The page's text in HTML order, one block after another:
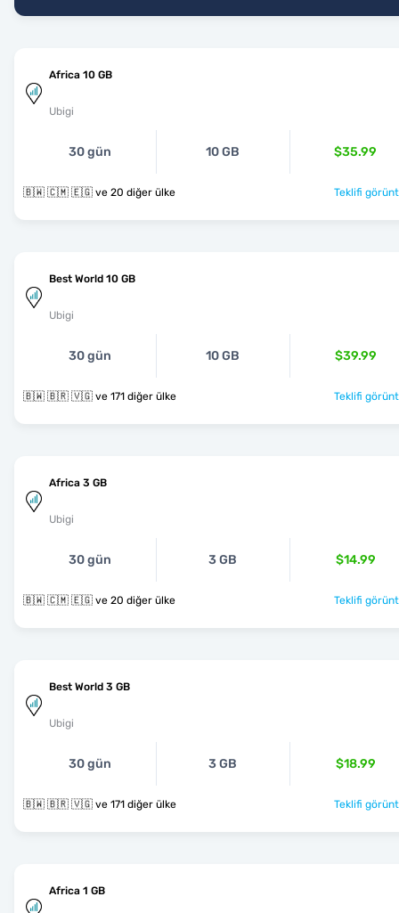
Africa 10 GB
Ubigi
30 gün 10 GB $35.99
🇧🇼 🇨🇲 🇪🇬 ve 20 diğer ülke Teklifi
Best World 10 GB
Ubigi
30 gün 10 GB $39.99
🇧🇼 🇧🇷 🇻🇬 ve 171 diğer ülke Teklifi
Africa 3 GB
Ubigi
30 gün 3 GB $14.99
🇧🇼 🇨🇲 🇪🇬 ve 20 diğer ülke Teklifi
Best World 3 GB
Ubigi
30 gün 3 GB $18.99
🇧🇼 🇧🇷 🇻🇬 ve 171 diğer ülke Teklifi
Africa 1 GB